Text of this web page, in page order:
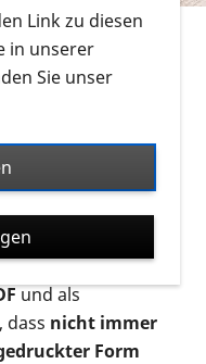
RETINA-Website
an.
Infomaterial
um ausschließlich
oder Videos zu
werden in
zur
Variante
und als
dass nicht immer
Form
Link zu diesen
in unserer
Sie unser